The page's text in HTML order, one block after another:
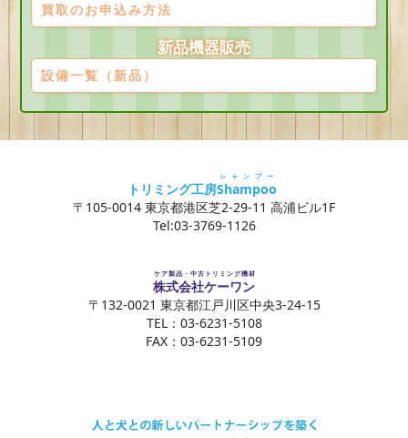
買取のお申込み方法
新品機器販売
設備一覧（新品）
トリミング工房Shampoo
シャンプー
〒105-0014 東京都港区芝2-29-11 高浦ビル1F
Tel:03-3769-1126
株式会社ケーワン
ケア製品・中古トリミング機材
〒132-0021 東京都江戸川区中央3-24-15
TEL：03-6231-5108
FAX：03-6231-5109